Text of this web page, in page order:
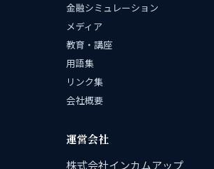
金融シミュレーション
メディア
教育・講座
用語集
リンク集
会社概要
運営会社
株式会社インカムアップ